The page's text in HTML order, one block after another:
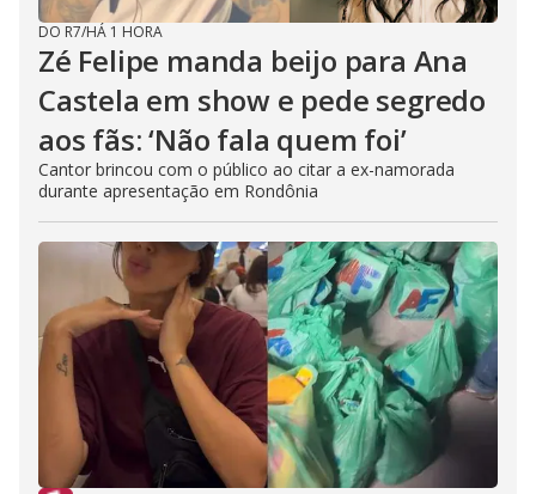
DO R7/HÁ 1 HORA
Zé Felipe manda beijo para Ana
Castela em show e pede segredo
aos fãs: ‘Não fala quem foi’
Cantor brincou com o público ao citar a ex-namorada
durante apresentação em Rondônia